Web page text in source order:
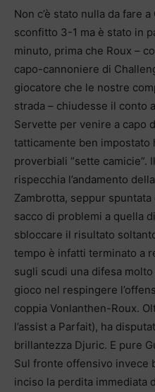
Non c’è stato nulla da fare
sconfitto 3-1 ma è stato in
minuto, prima che Roux –
capo-cannoniere di
giocatore che le nostre
strada – chiudesse il conto
Servette per venire a capo
tatticamente ben impostato
proverbiali “sette camicie”.
rispecchia l’andamento
Zambrotta, seppur
sacco di problemi a quella
sbloccare il risultato
tempo è infatti terminato a
sugli scudi una difesa
gioco nel respingere
coppia Vonlanthen-Roux.
l’assist a Parfait), ha
brillantezza Djuric. E pure
Sul fronte offensivo invece
inciso la perdita immediata